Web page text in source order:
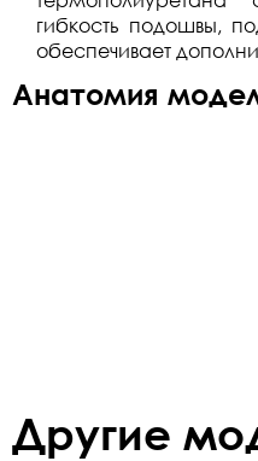
гибкость подошвы,
обеспечивает
Анатомия
Другие